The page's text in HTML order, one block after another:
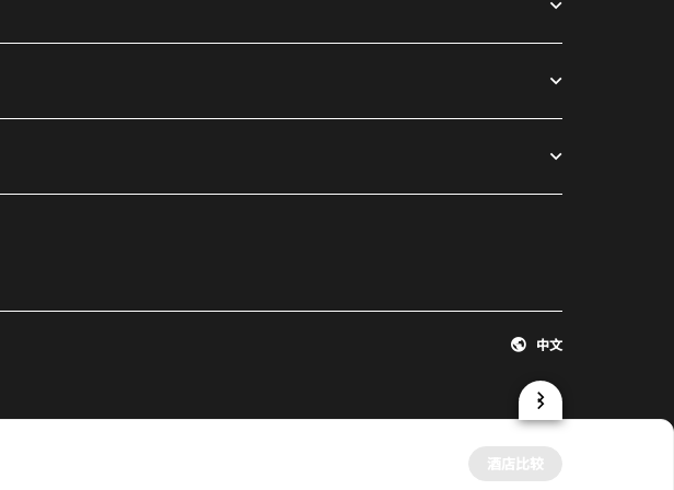
酒店比较
中文